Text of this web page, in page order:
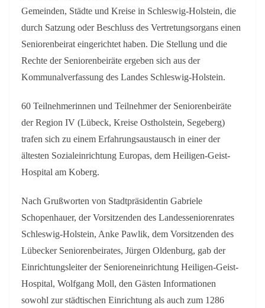
Gemeinden, Städte und Kreise in Schleswig-Holstein, die
durch Satzung oder Beschluss des Vertretungsorgans einen
Seniorenbeirat eingerichtet haben. Die Stellung und die
Rechte der Seniorenbeiräte ergeben sich aus der
Kommunalverfassung des Landes Schleswig-Holstein.
60 Teilnehmerinnen und Teilnehmer der Seniorenbeiräte
der Region IV (Lübeck, Kreise Ostholstein, Segeberg)
trafen sich zu einem Erfahrungsaustausch in einer der
ältesten Sozialeinrichtung Europas, dem Heiligen-Geist-
Hospital am Koberg.
Nach Grußworten von Stadtpräsidentin Gabriele
Schopenhauer, der Vorsitzenden des Landesseniorenrates
Schleswig-Holstein, Anke Pawlik, dem Vorsitzenden des
Lübecker Seniorenbeirates, Jürgen Oldenburg, gab der
Einrichtungsleiter der Senioreneinrichtung Heiligen-Geist-
Hospital, Wolfgang Moll, den Gästen Informationen
sowohl zur städtischen Einrichtung als auch zum 1286